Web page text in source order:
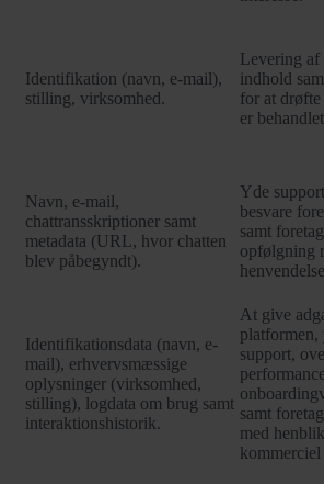
Identifikation (navn, e-mail),
stilling, virksomhed.
Levering af
indhold
for at drøfte
er
Navn, e-mail,
chattransskriptioner samt
metadata (URL, hvor chatten
blev påbegyndt).
Yde
besvare
samt
opfølgning
Identifikationsdata (navn, e-
mail), erhvervsmæssige
oplysninger (virksomhed,
stilling), logdata om brug samt
interaktionshistorik.
At give
platformen,
support,
samt
med